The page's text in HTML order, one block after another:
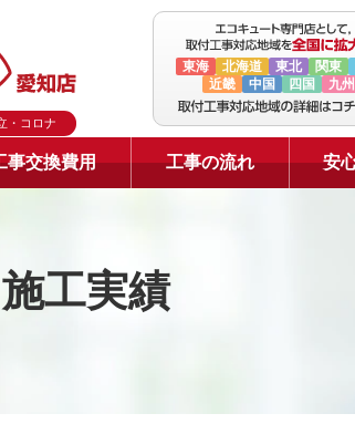
・コロナ
東海 北海道 東北 関東
近畿
中国 四国 九州
事交換費用 工事の流れ 安
工実績